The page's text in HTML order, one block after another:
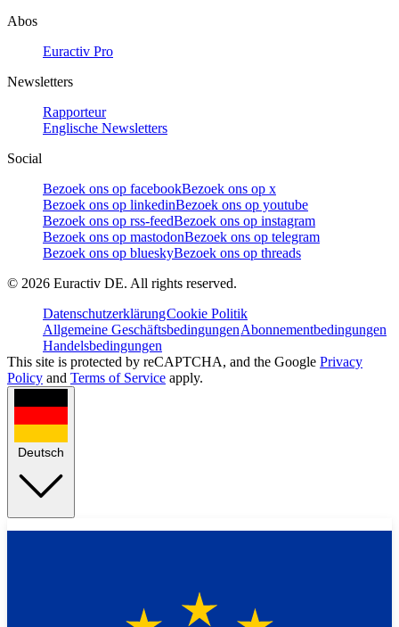
Abos
Euractiv Pro
Newsletters
Rapporteur
Englische Newsletters
Social
Bezoek ons op facebookBezoek ons op x
Bezoek ons op linkedinBezoek ons op youtube
Bezoek ons op rss-feedBezoek ons op instagram
Bezoek ons op mastodonBezoek ons op telegram
Bezoek ons op blueskyBezoek ons op threads
© 2026 Euractiv DE. All rights reserved.
DatenschutzerklärungCookie Politik
Allgemeine GeschäftsbedingungenAbonnementbedingungen
Handelsbedingungen
This site is protected by reCAPTCHA, and the Google Privacy
Policy and Terms of Service apply.
Deutsch